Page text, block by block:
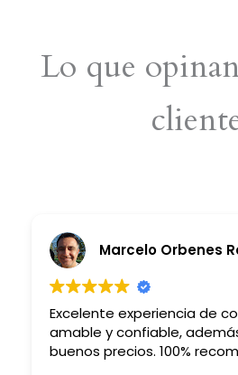
Lo que
Marcelo Orbenes
Excelente experiencia de
amable y confiable,
buenos precios. 100%